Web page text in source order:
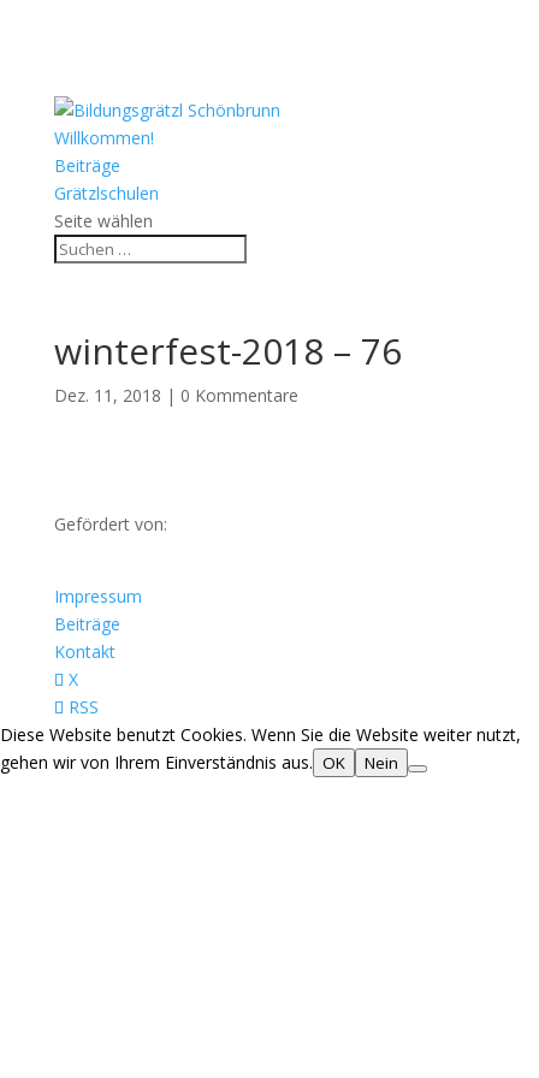
Willkommen!
Beiträge
Grätzlschulen
Seite wählen
winterfest-2018 – 76
Dez. 11, 2018 | 0 Kommentare
Gefördert von:
Impressum
Beiträge
Kontakt
X
RSS
Diese Website benutzt Cookies. Wenn Sie die Website weiter nutzt,
gehen wir von Ihrem Einverständnis aus. OK Nein